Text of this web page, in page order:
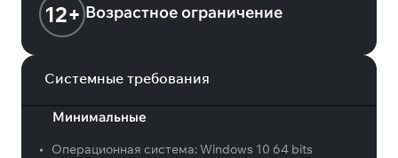
12+ Возрастное ограничение
Системные требования
Минимальные
• Операционная система:Windows 10 64 bits